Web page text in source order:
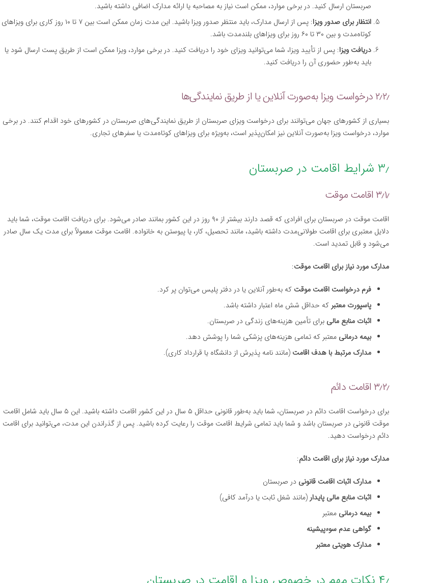
صربستان ارسال کنید. در برخی موارد، ممکن است نیاز به مصاحبه یا ارائه مدارک اضافی داشته باشید.
انتظار برای صدور ویزا
: پس از ارسال مدارک، باید منتظر صدور ویزا باشید. این مدت زمان ممکن است بین ۷ تا ۱۰ روز کاری برای ویزاهای
کوتاه‌مدت و بین ۳۰ تا ۶۰ روز برای ویزاهای بلندمدت باشد.
دریافت ویزا: پس از تأیید ویزا، شما می‌توانید ویزای خود را دریافت کنید. در برخی موارد، ویزا ممکن است از طریق پست ارسال شود یا
باید به‌طور حضوری آن را دریافت کنید.
۲٫۲٫ درخواست ویزا به‌صورت آنلاین یا از طریق نمایندگی‌ها
بسیاری از کشورهای جهان می‌توانند برای درخواست ویزای صربستان از طریق نمایندگی‌های صربستان در کشورهای خود اقدام کنند. در برخی
موارد، درخواست ویزا به‌صورت آنلاین نیز امکان‌پذیر است، به‌ویژه برای ویزاهای کوتاه‌مدت یا سفرهای تجاری.
۳٫ شرایط اقامت در صربستان
۳٫۱٫ اقامت موقت
اقامت موقت در صربستان برای افرادی که قصد دارند بیشتر از ۹۰ روز در این کشور بمانند صادر می‌شود. برای دریافت اقامت موقت، شما باید
دلایل معتبری برای اقامت طولانی‌مدت داشته باشید، مانند تحصیل، کار، یا پیوستن به خانواده. اقامت موقت معمولاً برای مدت یک سال صادر
می‌شود و قابل تمدید است.
مدارک مورد نیاز برای اقامت موقت:
فرم درخواست اقامت موقت که به‌طور آنلاین یا در دفتر پلیس می‌توان پر کرد.
پاسپورت معتبر که حداقل شش ماه اعتبار داشته باشد.
اثبات منابع مالی برای تأمین هزینه‌های زندگی در صربستان.
بیمه درمانی معتبر که تمامی هزینه‌های پزشکی شما را پوشش دهد.
مدارک مرتبط با هدف اقامت (مانند نامه پذیرش از دانشگاه یا قرارداد کاری).
۳٫۲٫ اقامت دائم
برای درخواست اقامت دائم در صربستان، شما باید به‌طور قانونی حداقل ۵ سال در این کشور اقامت داشته باشید. این ۵ سال باید شامل اقامت
موقت قانونی در صربستان باشد و شما باید تمامی شرایط اقامت موقت را رعایت کرده باشید. پس از گذراندن این مدت، می‌توانید برای اقامت
دائم درخواست دهید.
مدارک مورد نیاز برای اقامت دائم:
مدارک اثبات اقامت قانونی در صربستان
اثبات منابع مالی پایدار (مانند شغل ثابت یا درآمد کافی)
بیمه درمانی معتبر
گواهی عدم سوءپیشینه
مدارک هویتی معتبر